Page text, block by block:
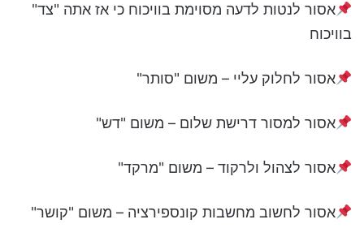
אסור לנטות לדעה מסוימת בוויכוח כי אז אתה "צד"
בוויכוח
אסור לחלוק עליי – משום "סותר"
אסור למסור דרישת שלום – משום "דש"
אסור לצהול ולרקוד – משום "מרקד"
אסור לחשוב מחשבות קונספירציה – משום "קושר"